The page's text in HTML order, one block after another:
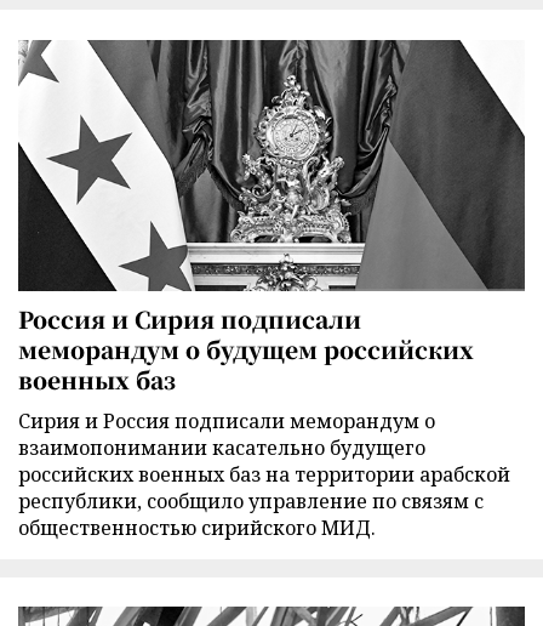
Россия и Сирия подписали
меморандум о будущем российских
военных баз
Сирия и Россия подписали меморандум о
взаимопонимании касательно будущего
российских военных баз на территории арабской
республики, сообщило управление по связям с
общественностью сирийского МИД.